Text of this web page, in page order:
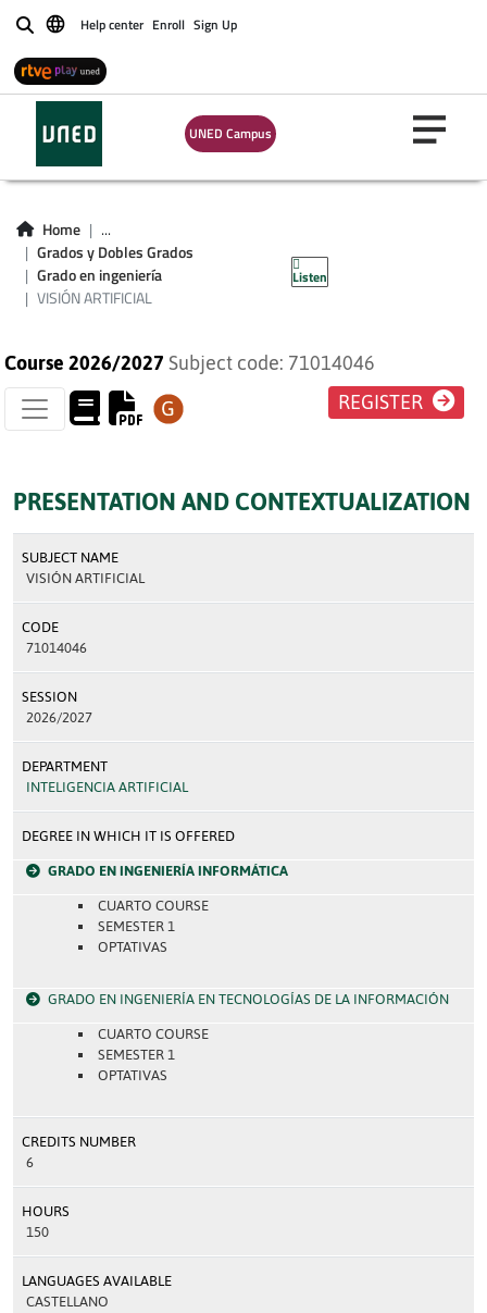
BuscarHelp center Enroll Sign Up
UNED Campus
Home
...
Grados y Dobles Grados
Grado en ingeniería
VISIÓN ARTIFICIAL
Listen
VISIÓN ARTIFICIAL
Course 2026/2027 Subject code: 71014046
REGISTER
PRESENTATION AND CONTEXTUALIZATION
SUBJECT NAME
VISIÓN ARTIFICIAL
CODE
71014046
SESSION
2026/2027
DEPARTMENT
INTELIGENCIA ARTIFICIAL
DEGREE IN WHICH IT IS OFFERED
GRADO EN INGENIERÍA INFORMÁTICA
CUARTO COURSE
SEMESTER 1
OPTATIVAS
GRADO EN INGENIERÍA EN TECNOLOGÍAS DE LA INFORMACIÓN
CUARTO COURSE
SEMESTER 1
OPTATIVAS
CREDITS NUMBER
6
HOURS
150
LANGUAGES AVAILABLE
CASTELLANO